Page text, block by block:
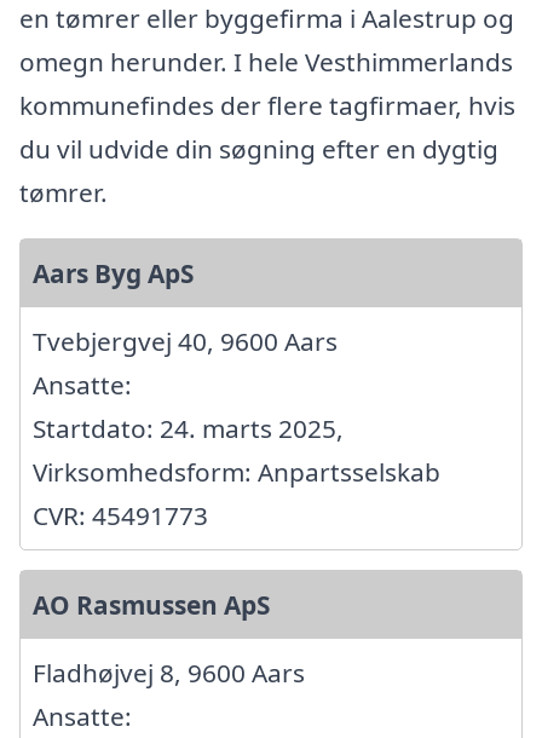
en tømrer eller byggefirma i Aalestrup og
omegn herunder. I hele Vesthimmerlands
kommunefindes der flere tagfirmaer, hvis
du vil udvide din søgning efter en dygtig
tømrer.
Aars Byg ApS
Tvebjergvej 40, 9600 Aars
Ansatte:
Startdato: 24. marts 2025,
Virksomhedsform: Anpartsselskab
CVR: 45491773
AO Rasmussen ApS
Fladhøjvej 8, 9600 Aars
Ansatte: